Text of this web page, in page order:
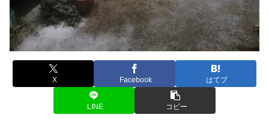
X Facebook はてブ
LINE コピー